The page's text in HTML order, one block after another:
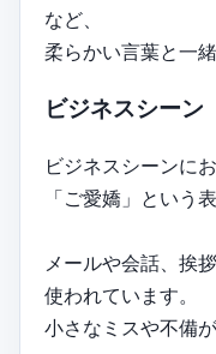
など、
柔らかい言葉と一
ビジネスシーン
ビジネスシーンに
「ご愛嬌」という表
メールや会話、挨
使われています。
小さなミスや不備